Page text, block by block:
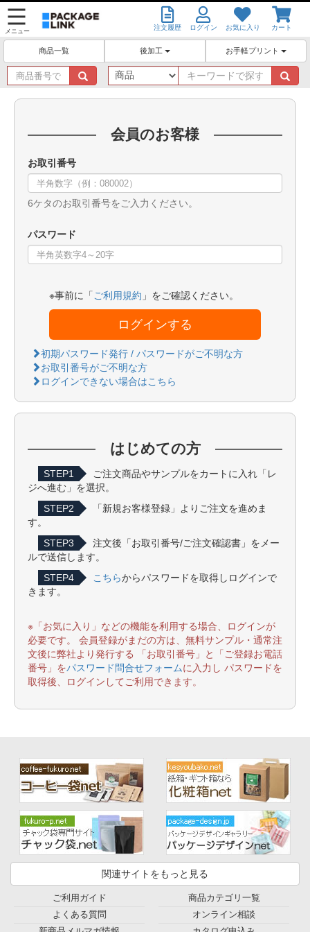
メニュー 注文履歴 ログイン お気に入り カート
商品一覧 後加工 お手軽プリント
商
品
番
キ
ー
ワ
会員のお客様
お取引番号
6ケタのお取引番号をご入力ください。
パスワード
※事前に「 ご利用規約 」をご確認ください。
ログインする
初期パスワード発行 / パスワードがご不明な方
お取引番号がご不明な方
ログインできない場合はこちら
はじめての方
STEP1
ご注文商品やサンプルをカートに入れ「レ
ジへ進む」を選択。
STEP2
「新規お客様登録」よりご注文を進めま
す。
STEP3
注文後「お取引番号/ご注文確認書」をメー
ルで送信します。
STEP4
こちらからパスワードを取得しログインで
きます。
※「お気に入り」などの機能を利用する場合、ログインが
必要です。 会員登録がまだの方は、無料サンプル・通常注
文後に弊社より発行する 「お取引番号」と「ご登録お電話
番号」をパスワード問合せフォームに入力し パスワードを
取得後、ログインしてご利用できます。
関連サイトをもっと見る
ご利用ガイド
よくある質問
商品カテゴリ一覧
オンライン相談